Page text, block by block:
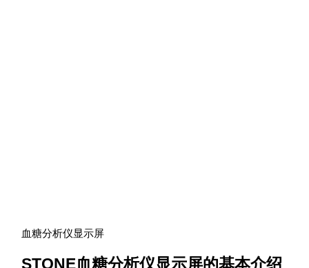
血糖分析仪显示屏
STONE血糖分析仪显示屏的基本介绍